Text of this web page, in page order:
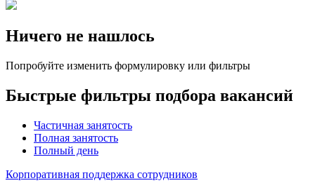
Ничего не нашлось
Попробуйте изменить формулировку или фильтры
Быстрые фильтры подбора вакансий
Частичная занятость
Полная занятость
Полный день
Корпоративная поддержка сотрудников